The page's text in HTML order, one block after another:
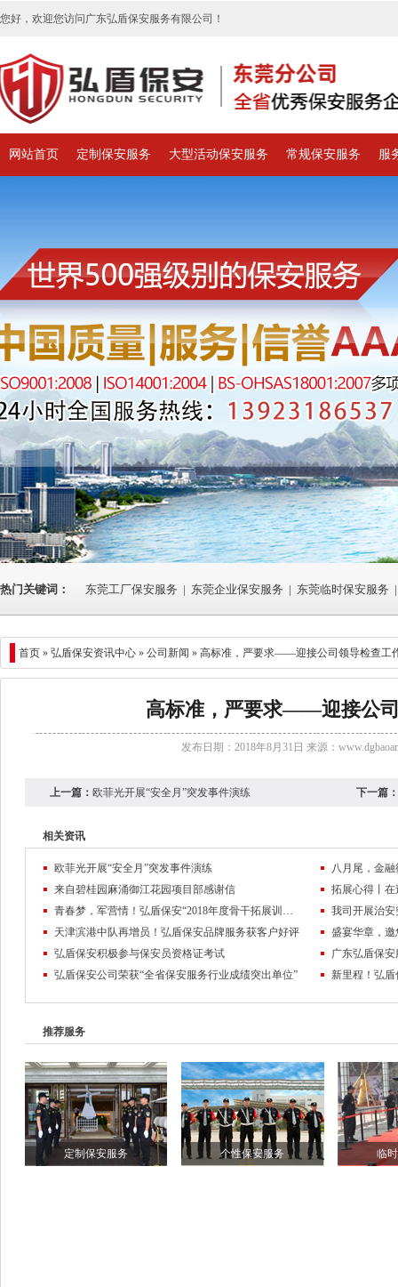
您好，欢迎您访问广东弘盾保安服务有限公司！
网站首页 定制保安服务 大型活动保安服务 常规保安服务 服
热门关键词： 东莞工厂保安服务 | 东莞企业保安服务 | 东莞临时保安服务 |
首页 » 弘盾保安资讯中心 » 公司新闻 » 高标准，严要求——迎接公司领导检查工
高标准，严要求——迎接公
发布日期：2018年8月31日 来源：
上一篇： 欧菲光开展“安全月”突发事件演练 下一篇：
相关资讯
欧菲光开展“安全月”突发事件演练
八月尾，金融
来自碧桂园麻涌御江花园项目部感谢信
拓展心得丨
青春梦，军营情！弘盾保安“2018年度骨干拓展训练暨管理专项培训工作会议”全程回顾
我司开展治
天津滨港中队再增员！弘盾保安品牌服务获客户好评
弘盾保安积极参与保安员资格证考试
广东弘盾保
弘盾保安公司荣获“全省保安服务行业成绩突出单位”
推荐服务
定制保安服务 个性保安服务 临